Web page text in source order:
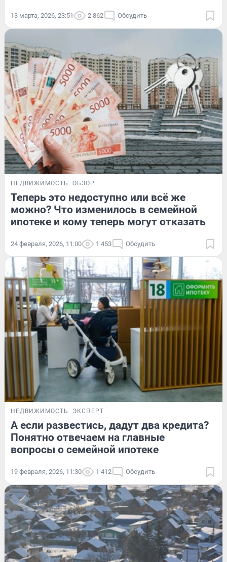
13 марта, 2026, 23:51 2 862 Обсудить
НЕДВИЖИМОСТЬ ОБЗОР
Теперь это недоступно или всё же
можно? Что изменилось в семейной
ипотеке и кому теперь могут отказать
24 февраля, 2026, 11:00 1 453 Обсудить
НЕДВИЖИМОСТЬ ЭКСПЕРТ
А если развестись, дадут два кредита?
Понятно отвечаем на главные
вопросы о семейной ипотеке
19 февраля, 2026, 11:30 1 412 Обсудить